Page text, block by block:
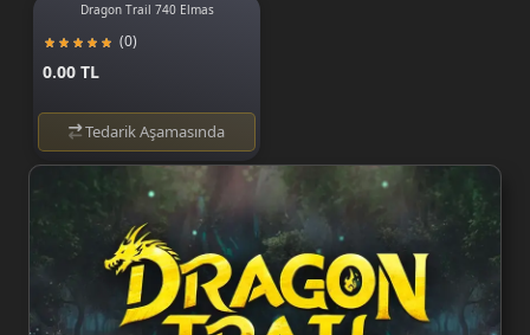
Dragon Trail 740 Elmas
(0)
0.00 TL
Tedarik Aşamasında